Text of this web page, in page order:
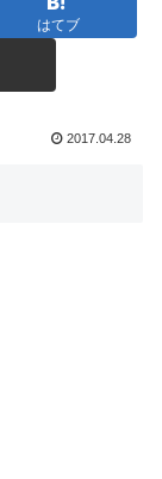
はてブ
2017.04.28